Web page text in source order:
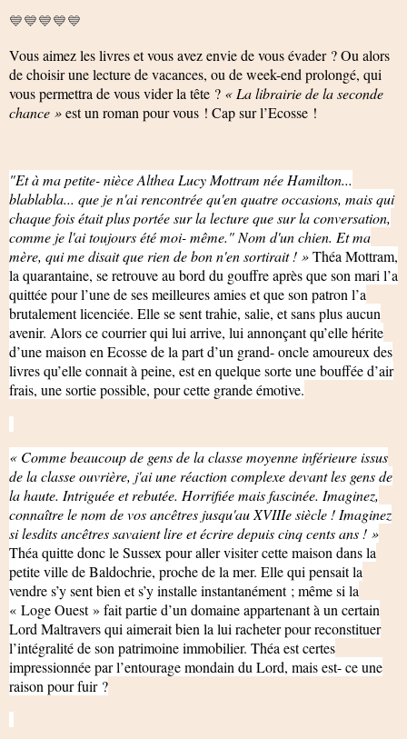
💙💙💙💙💙
Vous aimez les livres et vous avez envie de vous évader ? Ou alors
de choisir une lecture de vacances, ou de week-end prolongé, qui
vous permettra de vous vider la tête ? « La librairie de la seconde
chance »est un roman pour vous ! Cap sur l’Ecosse !
"Et à ma petite- nièce Althea Lucy Mottram née Hamilton...
blablabla... que je n'ai rencontrée qu'en quatre occasions, mais qui
chaque fois était plus portée sur la lecture que sur la conversation,
comme je l'ai toujours été moi- même." Nom d'un chien. Et ma
mère, qui me disait que rien de bon n'en sortirait ! »Théa Mottram,
la quarantaine, se retrouve au bord du gouffre après que son mari l’a
quittée pour l’une de ses meilleures amies et que son patron l’a
brutalement licenciée. Elle se sent trahie, salie, et sans plus aucun
avenir. Alors ce courrier qui lui arrive, lui annonçant qu’elle hérite
d’une maison en Ecosse de la part d’un grand- oncle amoureux des
livres qu’elle connait à peine, est en quelque sorte une bouffée d’air
frais, une sortie possible, pour cette grande émotive.
« Comme beaucoup de gens de la classe moyenne inférieure issus
de la classe ouvrière, j'ai une réaction complexe devant les gens de
la haute. Intriguée et rebutée. Horrifiée mais fascinée. Imaginez,
connaître le nom de vos ancêtres jusqu'au XVIIIe siècle ! Imaginez
si lesdits ancêtres savaient lire et écrire depuis cinq cents ans ! »
Théa quitte donc le Sussex pour aller visiter cette maison dans la
petite ville de Baldochrie, proche de la mer. Elle qui pensait la
vendre s’y sent bien et s’y installe instantanément ; même si la
« Loge Ouest » fait partie d’un domaine appartenant à un certain
Lord Maltravers qui aimerait bien la lui racheter pour reconstituer
l’intégralité de son patrimoine immobilier. Théa est certes
impressionnée par l’entourage mondain du Lord, mais est- ce une
raison pour fuir ?